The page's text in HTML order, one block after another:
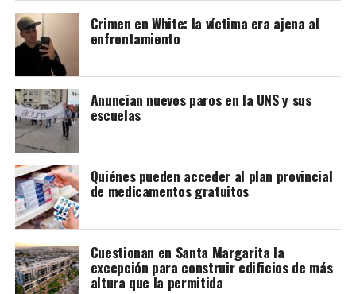
Crimen en White: la víctima era ajena al
enfrentamiento
Anuncian nuevos paros en la UNS y sus
escuelas
Quiénes pueden acceder al plan provincial
de medicamentos gratuitos
Cuestionan en Santa Margarita la
excepción para construir edificios de más
altura que la permitida